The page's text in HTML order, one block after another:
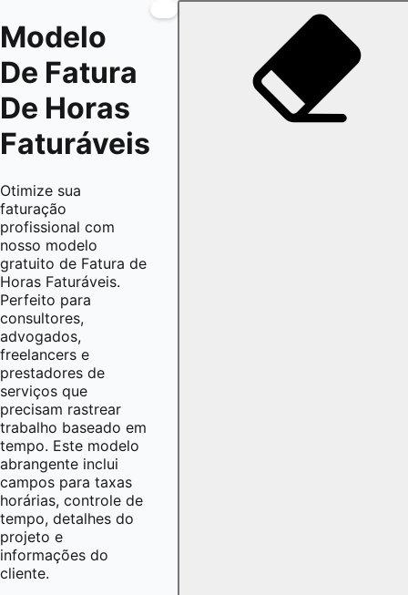
Modelo
De Fatura
De Horas
Faturáveis
Otimize sua
faturação
profissional com
nosso modelo
gratuito de Fatura de
Horas Faturáveis.
Perfeito para
consultores,
advogados,
freelancers e
prestadores de
serviços que
precisam rastrear
trabalho baseado em
tempo. Este modelo
abrangente inclui
campos para taxas
horárias, controle de
tempo, detalhes do
projeto e
informações do
cliente.